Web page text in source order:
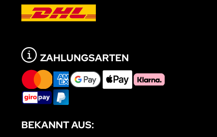
ZAHLUNGSARTEN
BEKANNT AUS: